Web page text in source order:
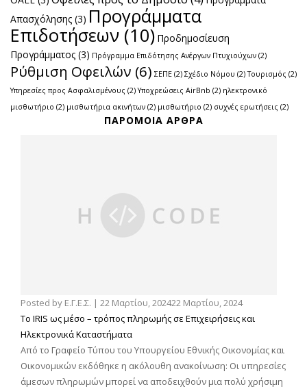
Απασχόλησης (3) Προγράμματα
Επιδοτήσεων (10) Προδημοσίευση
Προγράμματος (3) Πρόγραμμα Επιδότησης Ανέργων Πτυχιούχων (2)
Ρύθμιση Οφειλών (6) ΣΕΠΕ (2) Σχέδιο Νόμου (2) Τουρισμός (2)
Υπηρεσίες προς Ασφαλισμένους (2) Υποχρεώσεις AirBnb (2) ηλεκτρονικό
μισθωτήριο (2) μισθωτήρια ακινήτων (2) μισθωτήριο (2) συχνές ερωτήσεις (2)
ΠΑΡΌΜΟΙΑ ΆΡΘΡΑ
Posted by Ε.Γ.Ε.Σ. | 22 Μαρτίου, 202422 Μαρτίου, 2024
Το IRIS ως μέσο – τρόπος πληρωμής σε Επιχειρήσεις και
Ηλεκτρονικά Καταστήματα
Από το Γραφείο Τύπου του Υπουργείου Εθνικής Οικονομίας και
Οικονομικών εκδόθηκε η ακόλουθη ανακοίνωση: Οι υπηρεσίες
άμεσων πληρωμών μπορεί να αποδειχθούν μια πολύ χρήσιμη